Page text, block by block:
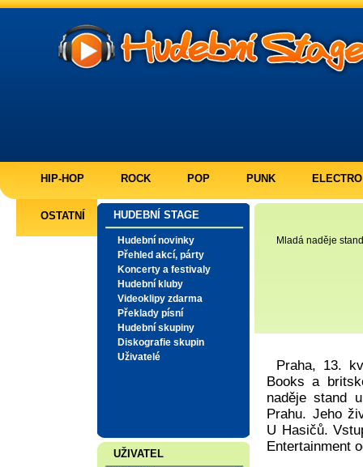
HIP-HOP ROCK POP PUNK ELECTRO
OSTATNÍ HUDEBNÍ STAGE
Hudební novinky
Přehled akcí, párty
Koncerty a festivaly
Hudební kluby
Videoklipy zdarma
Překlady písní
Hudební skupiny
Diskografie skupin
Uživatelé
UŽIVATEL
Mladá naděje
Praha, 13.
Books a
naděje stand
Prahu. Jeho
U Hasičů.
Entertainment